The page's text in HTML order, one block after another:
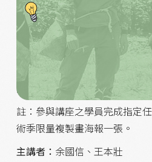
課程大綱
課題簡述：
委員都怎麼看計畫書？趕快來
講座時間：
20:00-21:30(90 )
註：參與講座之學員完成指定
術季限量複製畫海報一張。
主講者： 余國信、王本壯